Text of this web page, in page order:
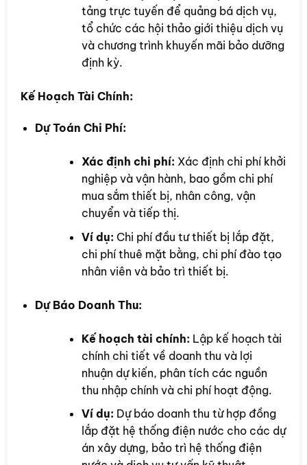
tảng trực tuyến để quảng bá dịch vụ,
tổ chức các hội thảo giới thiệu dịch vụ
và chương trình khuyến mãi bảo dưỡng
định kỳ.
Kế Hoạch Tài Chính:
Dự Toán Chi Phí:
Xác định chi phí: Xác định chi phí khởi
nghiệp và vận hành, bao gồm chi phí
mua sắm thiết bị, nhân công, vận
chuyển và tiếp thị.
Ví dụ: Chi phí đầu tư thiết bị lắp đặt,
chi phí thuê mặt bằng, chi phí đào tạo
nhân viên và bảo trì thiết bị.
Dự Báo Doanh Thu:
Kế hoạch tài chính: Lập kế hoạch tài
chính chi tiết về doanh thu và lợi
nhuận dự kiến, phân tích các nguồn
thu nhập chính và chi phí hoạt động.
Ví dụ: Dự báo doanh thu từ hợp đồng
lắp đặt hệ thống điện nước cho các dự
án xây dựng, bảo trì hệ thống điện